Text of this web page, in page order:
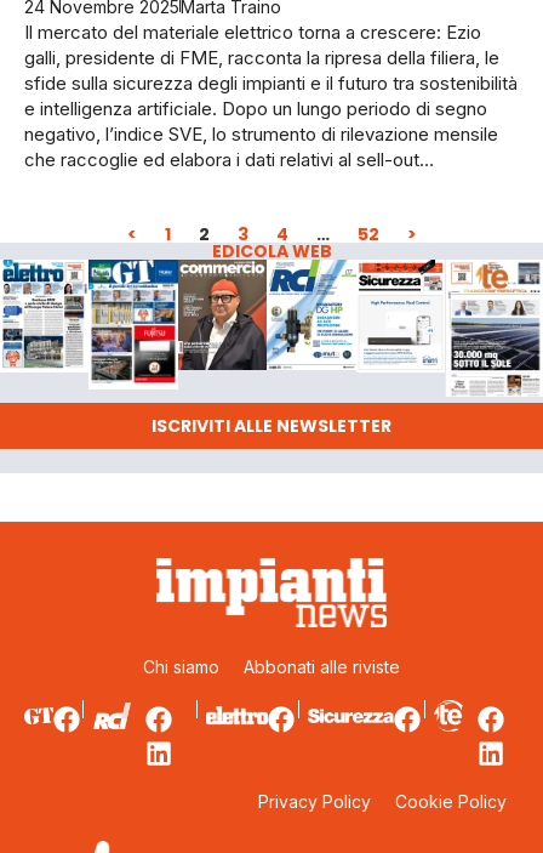
24 Novembre 2025Marta Traino
Il mercato del materiale elettrico torna a crescere: Ezio
galli, presidente di FME, racconta la ripresa della filiera, le
sfide sulla sicurezza degli impianti e il futuro tra sostenibilità
e intelligenza artificiale. Dopo un lungo periodo di segno
negativo, l’indice SVE, lo strumento di rilevazione mensile
che raccoglie ed elabora i dati relativi al sell-out…
< 1 2 3 4 … 52 >
EDICOLA WEB
ISCRIVITI ALLE NEWSLETTER
Chi siamo Abbonati alle riviste
Privacy Policy Cookie Policy